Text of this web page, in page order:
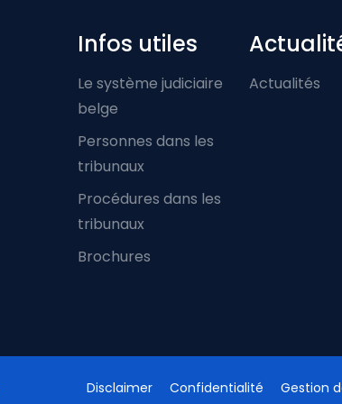
Infos utiles
Le système judiciaire
belge
Personnes dans les
tribunaux
Procédures dans les
tribunaux
Brochures
Actualités
Disclaimer Confidentialité Gestion